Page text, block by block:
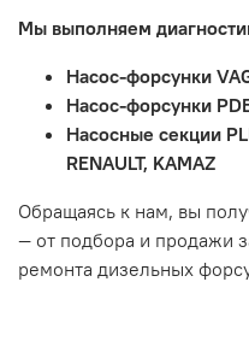
тормозные колодки,
Неисправности вызваны
или чрезмерным
Неисправность
впуска/выпуска.
Мы выполняем
Насос-форсунки
Насос-форсунки
Насосные секции
RENAULT, KAMAZ
Обращаясь к нам, вы
— от подбора и продажи
ремонта дизельных